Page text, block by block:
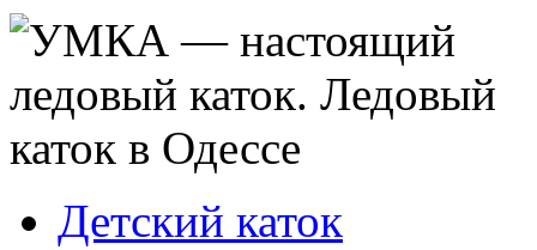
Детский каток